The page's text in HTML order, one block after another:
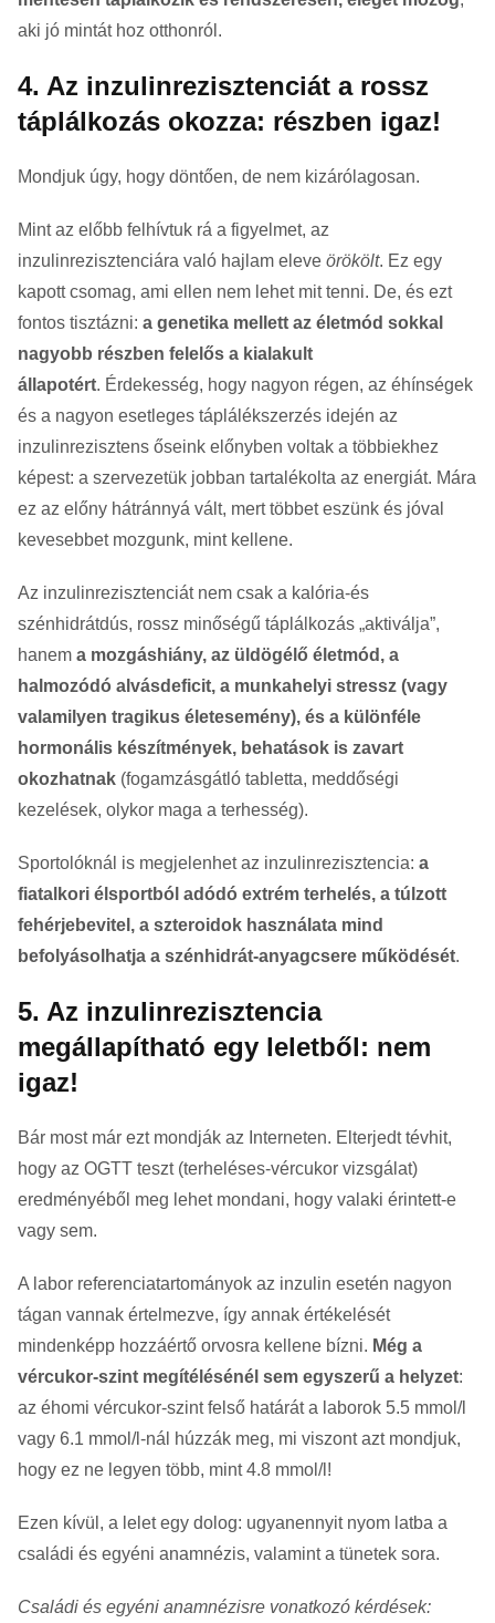
aki jó mintát hoz otthonról.
4. Az inzulinrezisztenciát a rossz
táplálkozás okozza: részben igaz!
Mondjuk úgy, hogy döntően, de nem kizárólagosan.
Mint az előbb felhívtuk rá a figyelmet, az
inzulinrezisztenciára való hajlam eleve örökölt. Ez egy
kapott csomag, ami ellen nem lehet mit tenni. De, és ezt
fontos tisztázni: a genetika mellett az életmód sokkal
nagyobb részben felelős a kialakult
állapotért. Érdekesség, hogy nagyon régen, az éhínségek
és a nagyon esetleges táplálékszerzés idején az
inzulinrezisztens őseink előnyben voltak a többiekhez
képest: a szervezetük jobban tartalékolta az energiát. Mára
ez az előny hátránnyá vált, mert többet eszünk és jóval
kevesebbet mozgunk, mint kellene.
Az inzulinrezisztenciát nem csak a kalória-és
szénhidrátdús, rossz minőségű táplálkozás „aktiválja”,
hanem a mozgáshiány, az üldögélő életmód, a
halmozódó alvásdeficit, a munkahelyi stressz (vagy
valamilyen tragikus életesemény), és a különféle
hormonális készítmények, behatások is zavart
okozhatnak (fogamzásgátló tabletta, meddőségi
kezelések, olykor maga a terhesség).
Sportolóknál is megjelenhet az inzulinrezisztencia: a
fiatalkori élsportból adódó extrém terhelés, a túlzott
fehérjebevitel, a szteroidok használata mind
befolyásolhatja a szénhidrát-anyagcsere működését.
5. Az inzulinrezisztencia
megállapítható egy leletből: nem
igaz!
Bár most már ezt mondják az Interneten. Elterjedt tévhit,
hogy az OGTT teszt (terheléses-vércukor vizsgálat)
eredményéből meg lehet mondani, hogy valaki érintett-e
vagy sem.
A labor referenciatartományok az inzulin esetén nagyon
tágan vannak értelmezve, így annak értékelését
mindenképp hozzáértő orvosra kellene bízni. Még a
vércukor-szint megítélésénél sem egyszerű a helyzet:
az éhomi vércukor-szint felső határát a laborok 5.5 mmol/l
vagy 6.1 mmol/l-nál húzzák meg, mi viszont azt mondjuk,
hogy ez ne legyen több, mint 4.8 mmol/l!
Ezen kívül, a lelet egy dolog: ugyanennyit nyom latba a
családi és egyéni anamnézis, valamint a tünetek sora.
Családi és egyéni anamnézisre vonatkozó kérdések: